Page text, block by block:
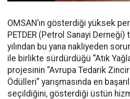
OMSAN’ın gösterdiği yüksek
PETDER (Petrol Sanayi Derneği)
yılından bu yana nakliyeden
ile birlikte sürdürdüğü “Atık
projesinin “Avrupa Tedarik
Ödülleri” yarışmasında en
seçildiğini, gösterdiği üstün